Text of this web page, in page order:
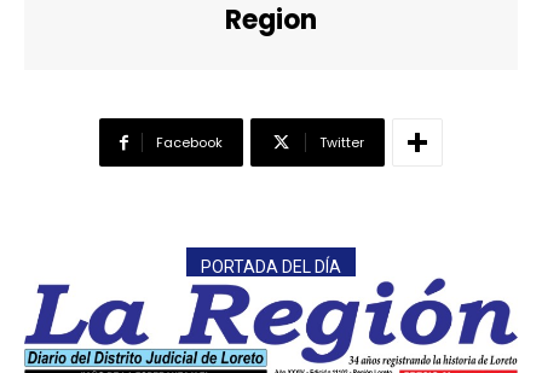
Region
Facebook Twitter
PORTADA DEL DÍA